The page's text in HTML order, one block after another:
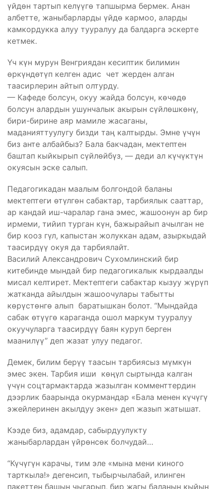
үйдөн тартып келүүгө тапшырма бермек. Анан
албетте, жаныбарларды үйдө кармоо, аларды
камкордукка алуу тууралуу да балдарга эскерте
кетмек.
Үч күн мурун Венгриядан кесиптик билимин
өркүндөтүп келген адис чет жерден алган
таасирлерин айтып олтурду.
— Кафеде болсун, окуу жайда болсун, көчөдө
болсун алардын ушунчалык акырын сүйлөшкөнү,
бири-бирине аяр мамиле жасаганы,
маданияттуулугу бизди таң калтырды. Эмне үчүн
биз анте албайбыз? Бала бакчадан, мектептен
баштап кыйкырып сүйлөйбүз, — деди ал күчүктүн
окуясын эске салып.
Педагогикадан маалым болгондой баланы
мектептеги өтүлгөн сабактар, тарбиялык сааттар,
ар кандай иш-чаралар гана эмес, жашоонун ар бир
ирмеми, тийип турган күн, бажырайып ачылган не
бир кооз гүл, капыстан жолуккан адам, азыркыдай
таасирдүү окуя да тарбиялайт.
Василий Александрович Сухомлинский бир
китебинде мындай бир педагогикалык кырдаалды
мисал келтирет. Мектептеги сабактар кызуу жүрүп
жатканда айылдын жашоочулары табытты
көрүстөнгө алып баратышкан болот. “Мындайда
сабак өтүүгө караганда ошол маркум тууралуу
окуучуларга таасирдүү баян куруп берген
маанилүү” деп жазат улуу педагог.
Демек, билим берүү таасын тарбиясыз мүмкүн
эмес экен. Тарбия иши көңүл сыртында калган
үчүн​ соцтармактарда жазылган комменттердин
дээрлик баарында окурмандар «Бала менен күчүгү
эжейлеринен акылдуу экен» деп жазып жатышат.
Кээде биз, адамдар, сабырдуулукту
жаныбарлардан үйрөнсөк болчудай…
“Күчүгүн карачы, тим эле «мына мени киного
тарткыла!» дегенсип, тыбырчылабай, илинген
пакеттен башын чыгарып, бир жагы баланын кыйын